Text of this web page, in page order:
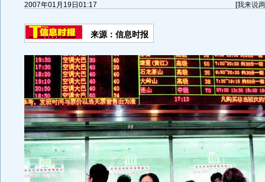
2007年01月19日01:17 [我来说
来源：信息时报